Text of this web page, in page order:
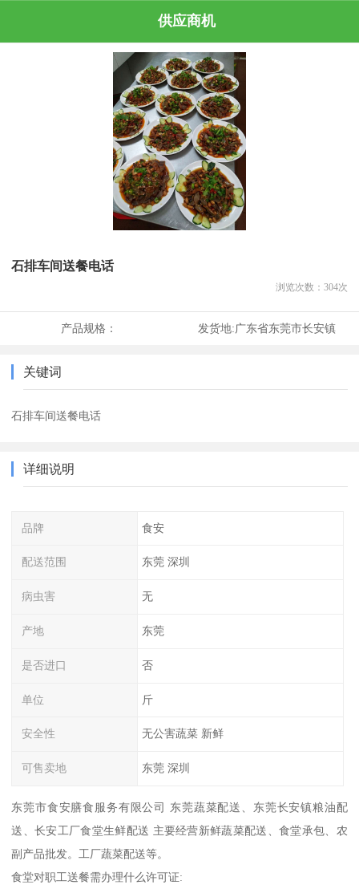
供应商机
石排车间送餐电话
浏览次数： 304次
产品规格： 发货地:广东省东莞市长安镇
关键词
石排车间送餐电话
详细说明
品牌 食安
配送范围 东莞 深圳
病虫害 无
产地 东莞
是否进口 否
单位 斤
安全性 无公害蔬菜 新鲜
可售卖地 东莞 深圳
东莞市食安膳食服务有限公司 东莞蔬菜配送、东莞长安镇粮油配
送、长安工厂食堂生鲜配送 主要经营新鲜蔬菜配送、食堂承包、农
副产品批发。工厂蔬菜配送等。
食堂对职工送餐需办理什么许可证: